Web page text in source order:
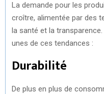
La demande pour les
croître, alimentée par des
la santé et la
unes de ces tendances :
Durabilité
De plus en plus de